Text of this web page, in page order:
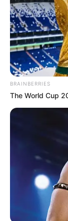
BRAINBERRIES
The World Cup